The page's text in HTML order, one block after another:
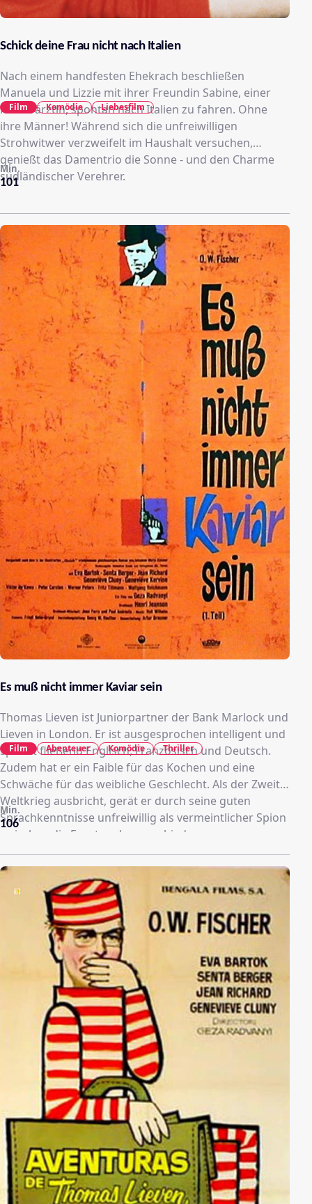
Schick deine Frau nicht nach Italien
Nach einem handfesten Ehekrach beschließen
Manuela und Lizzie mit ihrer Freundin Sabine, einer
Kinderärztin, spontan nach Italien zu fahren. Ohne
ihre Männer! Während sich die unfreiwilligen
Strohwitwer verzweifelt im Haushalt versuchen,
genießt das Damentrio die Sonne - und den Charme
südländischer Verehrer.
101
Min.
Film Komödie Liebesfilm
Es muß nicht immer Kaviar sein
Thomas Lieven ist Juniorpartner der Bank Marlock und
Lieven in London. Er ist ausgesprochen intelligent und
spricht fließend Englisch, Französisch und Deutsch.
Zudem hat er ein Faible für das Kochen und eine
Schwäche für das weibliche Geschlecht. Als der Zweite
Weltkrieg ausbricht, gerät er durch seine guten
Sprachkenntnisse unfreiwillig als vermeintlicher Spion
zwischen die Fronten der verschiedenen
Geheimdienste Englands, Frankreichs und
Deutschlands. Vergeblich versucht er immer wieder,
sich den Geheimdiensten zu entziehen. Als
überzeugter Pazifist, der mit Raffinesse lieber seine
eigenen Ziele verfolgt, führt er jedoch seine Missionen
stets anders aus, als es seine Auftraggeber von ihm
erwarten. Auf seinen Reisen durch Europa ist er stets
bemüht, so vielen Menschen wie möglich das Leben zu
retten, während er reihenweise schöne Frauen mit
seinen hervorragenden Kochkünsten verführt.
106
Min.
Film Abenteuer Komödie Thriller